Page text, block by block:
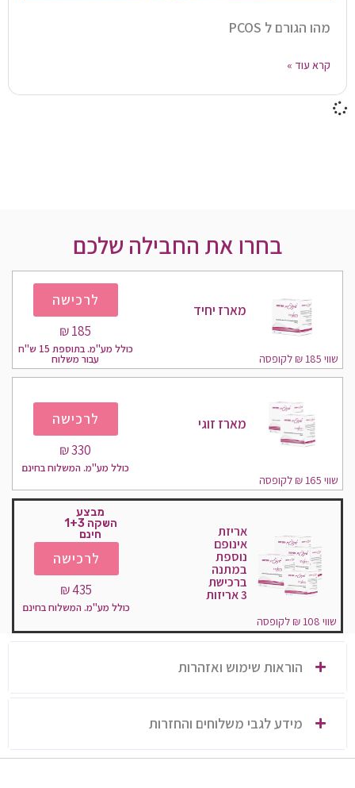
מהו הגורם ל PCOS
קרא עוד »
בחרו את החבילה שלכם
מארז יחיד
שווי 185 ₪ לקופסה
לרכישה
185 ₪
כולל מע"מ. בתוספת 15 ש''ח
עבור משלוח
מארז זוגי
שווי 165 ₪ לקופסה
לרכישה
330 ₪​
כולל מע"מ. המשלוח בחינם
אריזת
אינופם
נוספת
במתנה
ברכישת
3 אריזות
שווי 108 ₪ לקופסה
לרכישה
מבצע
השקה 1+3
חינם
435 ₪
כולל מע"מ. המשלוח בחינם
הוראות שימוש ואזהרות
מידע לגבי משלוחים והחזרות